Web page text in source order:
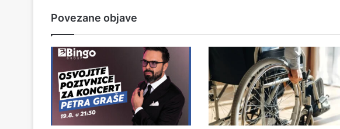
Povezane objave